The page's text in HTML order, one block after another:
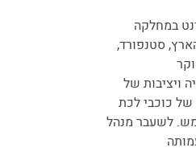
במחלקה
סטנפורד,
ויציבות של
כוכבי לכת
לשעבר מנהל